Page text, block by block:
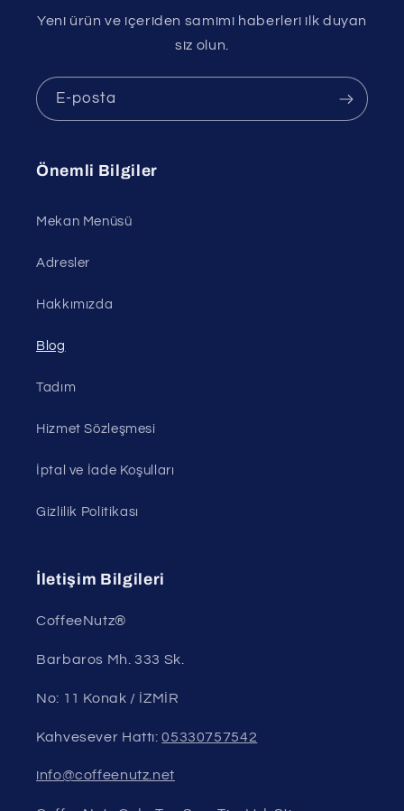
Yeni ürün ve içeriden samimi haberleri ilk duyan
siz olun.
E-posta
Önemli Bilgiler
Mekan Menüsü
Adresler
Hakkımızda
Blog
Tadım
Hizmet Sözleşmesi
İptal ve İade Koşulları
Gizlilik Politikası
İletişim Bilgileri
CoffeeNutz®
Barbaros Mh. 333 Sk.
No: 11 Konak / İZMİR
Kahvesever Hattı:05330757542
info@coffeenutz.net